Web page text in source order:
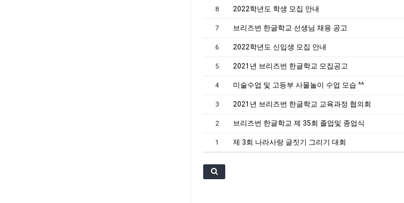
8 2022학년도 학생 모집 안내
7 브리즈번 한글학교 선생님 채용 공고
6 2022학년도 신입생 모집 안내
5 2021년 브리즈번 한글학교 모집공고
4 미술수업 및 고등부 사물놀이 수업 모습 ^^
3 2021년 브리즈번 한글학교 교육과정 협의회
2 브리즈번 한글학교 제 35회 졸업및 종업식
1 제 3회 나라사랑 글짓기 그리기 대회